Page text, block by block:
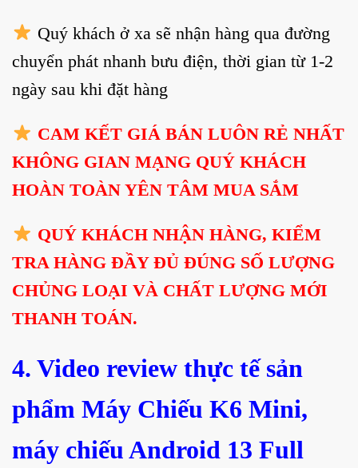
Quý khách ở xa sẽ nhận hàng qua đường
chuyển phát nhanh bưu điện, thời gian từ 1-2
ngày sau khi đặt hàng
CAM KẾT GIÁ BÁN LUÔN RẺ NHẤT
KHÔNG GIAN MẠNG QUÝ KHÁCH
HOÀN TOÀN YÊN TÂM MUA SẮM
QUÝ KHÁCH NHẬN HÀNG, KIỂM
TRA HÀNG ĐẦY ĐỦ ĐÚNG SỐ LƯỢNG
CHỦNG LOẠI VÀ CHẤT LƯỢNG MỚI
THANH TOÁN.
4. Video review thực tế sản
phẩm Máy Chiếu K6 Mini,
máy chiếu Android 13 Full